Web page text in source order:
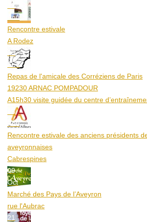
12
Aoû
Rencontre estivale
A Rodez
23
Aoû
Repas de l'amicale des Corréziens de Paris
19230 ARNAC POMPADOUR
A15h30 visite guidée du centre
25
Aoû
Rencontre estivale des anciens présidents
aveyronnaises
Cabrespines
09
Oct
Marché des Pays de l’Aveyron
rue l'Aubrac
21